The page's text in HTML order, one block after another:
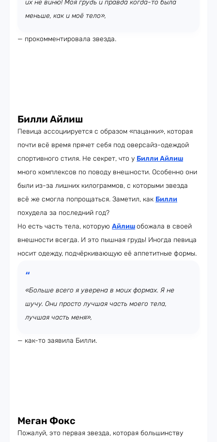
их не виню! Моя грудь и правда когда-то была
меньше, как и моё тело»,
— прокомментировала звезда.
Билли Айлиш
Певица ассоциируется с образом «пацанки», которая
почти всё время прячет себя под оверсайз-одеждой
спортивного стиля. Не секрет, что у Билли Айлиш
много комплексов по поводу внешности. Особенно они
были из-за лишних килограммов, с которыми звезда
всё же смогла попрощаться. Заметил, как Билли
похудела за последний год?
Но есть часть тела, которую Айлишобожала в своей
внешности всегда. И это пышная грудь! Иногда певица
носит одежду, подчёркивающую её аппетитные формы.
«Больше всего я уверена в моих формах. Я не
шучу. Они просто лучшая часть моего тела,
лучшая часть меня»,
— как-то заявила Билли.
Меган Фокс
Пожалуй, это первая звезда, которая большинству